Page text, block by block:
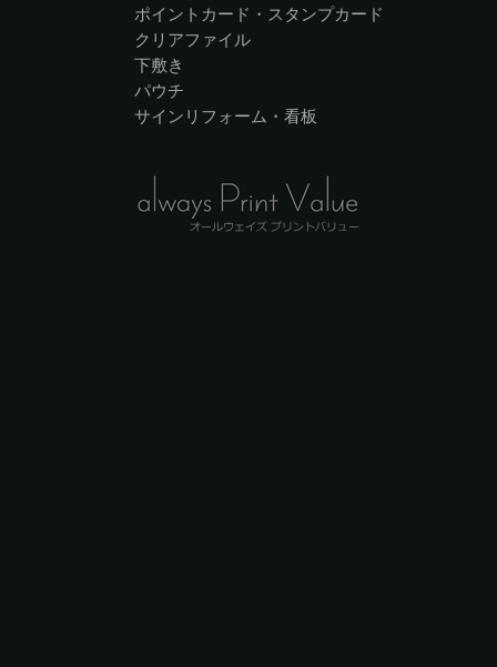
ポイントカード・スタンプカード
クリアファイル
下敷き
パウチ
サインリフォーム・看板